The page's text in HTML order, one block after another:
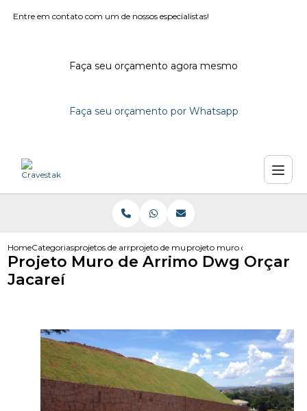
Entre em contato com um de nossos especialistas!
Faça seu orçamento agora mesmo
Faça seu orçamento por Whatsapp
HomeCategoriasprojetos de arrimoprojeto de muro de arrimo dwg
projeto muro de arrimo dwg
Projeto Muro de Arrimo Dwg Orçar
Jacareí